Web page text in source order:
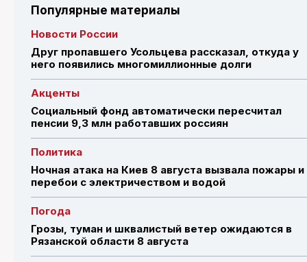
Популярные материалы
Новости России
Друг пропавшего Усольцева рассказал, откуда у
него появились многомиллионные долги
Акценты
Социальный фонд автоматически пересчитал
пенсии 9,3 млн работавших россиян
Политика
Ночная атака на Киев 8 августа вызвала пожары и
перебои с электричеством и водой
Погода
Грозы, туман и шквалистый ветер ожидаются в
Рязанской области 8 августа